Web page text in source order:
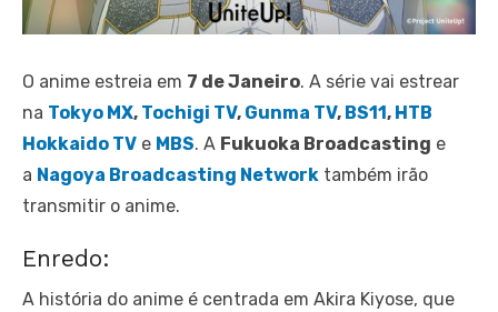
O anime estreia em 7 de Janeiro. A série vai estrear
na Tokyo MX, Tochigi TV, Gunma TV, BS11 , HTB
Hokkaido TV e MBS. A Fukuoka Broadcasting e
a Nagoya Broadcasting Network também irão
transmitir o anime.
Enredo:
A história do anime é centrada em Akira Kiyose, que